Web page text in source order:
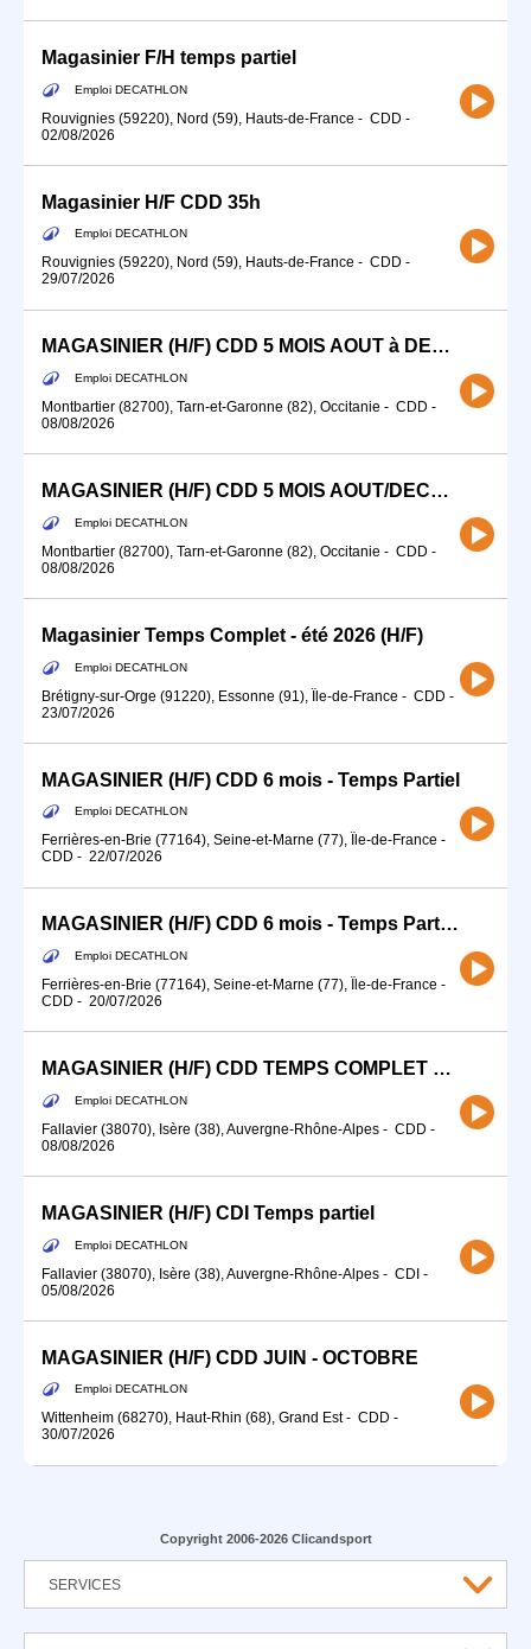
Magasinier F/H temps partiel
Emploi DECATHLON
Rouvignies (59220), Nord (59), Hauts-de-France - CDD -
02/08/2026
Magasinier H/F CDD 35h
Emploi DECATHLON
Rouvignies (59220), Nord (59), Hauts-de-France - CDD -
29/07/2026
MAGASINIER (H/F) CDD 5 MOIS AOUT à DECEMBRE 2026
Emploi DECATHLON
Montbartier (82700), Tarn-et-Garonne (82), Occitanie - CDD -
08/08/2026
MAGASINIER (H/F) CDD 5 MOIS AOUT/DECEMBRE 2026 DECATHLON LOGISTIQUE MONTBARTIER
Emploi DECATHLON
Montbartier (82700), Tarn-et-Garonne (82), Occitanie - CDD -
08/08/2026
Magasinier Temps Complet - été 2026 (H/F)
Emploi DECATHLON
Brétigny-sur-Orge (91220), Essonne (91), Île-de-France - CDD -
23/07/2026
MAGASINIER (H/F) CDD 6 mois - Temps Partiel
Emploi DECATHLON
Ferrières-en-Brie (77164), Seine-et-Marne (77), Île-de-France -
CDD - 22/07/2026
MAGASINIER (H/F) CDD 6 mois - Temps Partiel/ Temps Complet
Emploi DECATHLON
Ferrières-en-Brie (77164), Seine-et-Marne (77), Île-de-France -
CDD - 20/07/2026
MAGASINIER (H/F) CDD TEMPS COMPLET LONG TERME
Emploi DECATHLON
Fallavier (38070), Isère (38), Auvergne-Rhône-Alpes - CDD -
08/08/2026
MAGASINIER (H/F) CDI Temps partiel
Emploi DECATHLON
Fallavier (38070), Isère (38), Auvergne-Rhône-Alpes - CDI -
05/08/2026
MAGASINIER (H/F) CDD JUIN - OCTOBRE
Emploi DECATHLON
Wittenheim (68270), Haut-Rhin (68), Grand Est- CDD -
30/07/2026
Copyright 2006-2026 Clicandsport
SERVICES